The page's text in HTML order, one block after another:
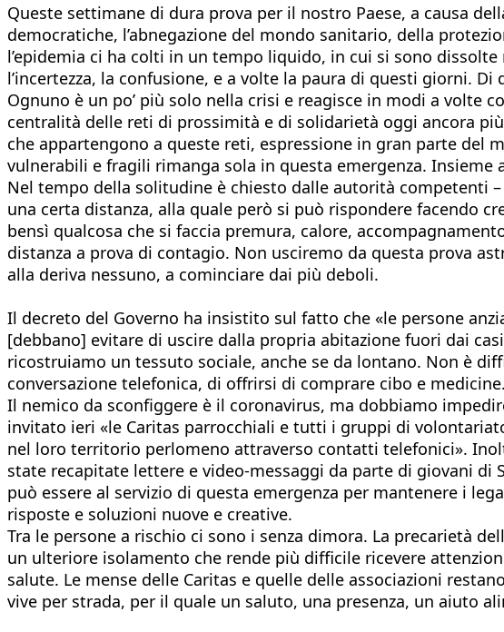
Queste settimane di dura prova per il nostro Paese, a causa
democratiche, l’abnegazione del mondo sanitario, della
l’epidemia ci ha colti in un tempo liquido, in cui si sono
l’incertezza, la confusione, e a volte la paura di questi giorni.
Ognuno è un po’ più solo nella crisi e reagisce in modi a volte
centralità delle reti di prossimità e di solidarietà oggi ancora
che appartengono a queste reti, espressione in gran parte del
vulnerabili e fragili rimanga sola in questa emergenza.
Nel tempo della solitudine è chiesto dalle autorità competenti
una certa distanza, alla quale però si può rispondere facendo
bensì qualcosa che si faccia premura, calore,
distanza a prova di contagio. Non usciremo da questa prova
alla deriva nessuno, a cominciare dai più deboli.
Il decreto del Governo ha insistito sul fatto che «le persone
[debbano] evitare di uscire dalla propria abitazione fuori dai
ricostruiamo un tessuto sociale, anche se da lontano. Non è
conversazione telefonica, di offrirsi di comprare cibo e
Il nemico da sconfiggere è il coronavirus, ma dobbiamo
invitato ieri «le Caritas parrocchiali e tutti i gruppi di
nel loro territorio perlomeno attraverso contatti telefonici».
state recapitate lettere e video-messaggi da parte di giovani di
può essere al servizio di questa emergenza per mantenere i
risposte e soluzioni nuove e creative.
Tra le persone a rischio ci sono i senza dimora. La precarietà
un ulteriore isolamento che rende più difficile ricevere
salute. Le mense delle Caritas e quelle delle associazioni
vive per strada, per il quale un saluto, una presenza, un aiuto